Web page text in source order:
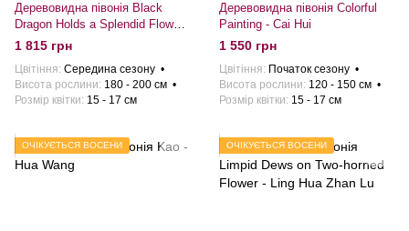
Деревовидна півонія Black
Dragon Holds a Splendid Flower
- Wu Long Peng Sheng
1 815 грн
Цвітіння Середина сезону
Висота рослини 180 - 200 см
Розмiр квiтки 15 - 17 см
Деревовидна півонія Colorful
Painting - Cai Hui
1 550 грн
Цвітіння
Початок сезону
Висота рослини 120 - 150 см
Розмiр квiтки 15 - 17 см
ОЧІКУЄТЬСЯ ВОСЕНИ ОЧІКУЄТЬСЯ ВОСЕНИ